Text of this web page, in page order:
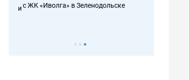
с ЖК «Иволга» в Зеленодольске